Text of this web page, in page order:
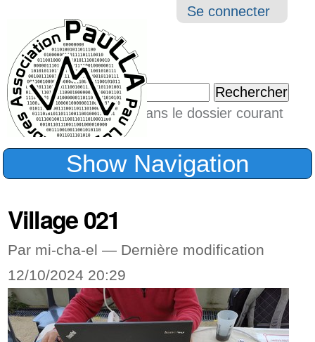
Outils
Se connecter
Chercher par
Seulement dans le dossier courant
Recherche
Show Navigation
Village 021
Par mi-cha-el — Dernière modification
12/10/2024 20:29